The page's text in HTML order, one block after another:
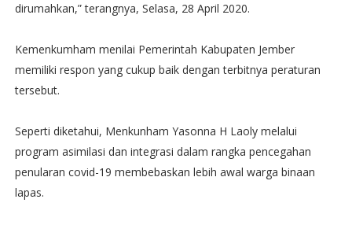
dirumahkan,” terangnya, Selasa, 28 April 2020.
Kemenkumham menilai Pemerintah Kabupaten Jember
memiliki respon yang cukup baik dengan terbitnya peraturan
tersebut.
Seperti diketahui, Menkunham Yasonna H Laoly melalui
program asimilasi dan integrasi dalam rangka pencegahan
penularan covid-19 membebaskan lebih awal warga binaan
lapas.